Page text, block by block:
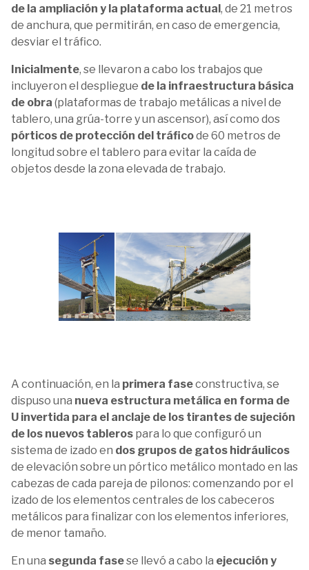
de la ampliación y la plataforma actual , de 21 metros
de anchura, que permitirán, en caso de emergencia,
desviar el tráfico.
Inicialmente, se llevaron a cabo los trabajos que
incluyeron el despliegue de la infraestructura básica
de obra (plataformas de trabajo metálicas a nivel de
tablero, una grúa-torre y un ascensor), así como dos
pórticos de protección del tráficode 60 metros de
longitud sobre el tablero para evitar la caída de
objetos desde la zona elevada de trabajo.
A continuación, en la primera faseconstructiva, se
dispuso una nueva estructura metálica en forma de
U invertida para el anclaje de los tirantes de sujeción
de los nuevos tableros para lo que configuró un
sistema de izado en dos grupos de gatos hidráulicos
de elevación sobre un pórtico metálico montado en las
cabezas de cada pareja de pilonos: comenzando por el
izado de los elementos centrales de los cabeceros
metálicos para finalizar con los elementos inferiores,
de menor tamaño.
En una segunda fasese llevó a cabo la ejecución y